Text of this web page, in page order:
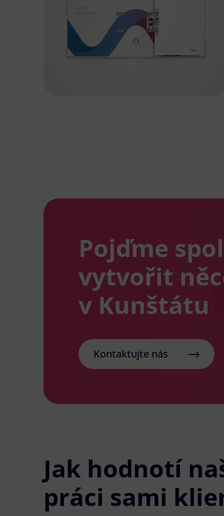
Pojďme
vytvořit
v Kunštátu
Kontaktujte nás
Jak hodnotí
práci sami